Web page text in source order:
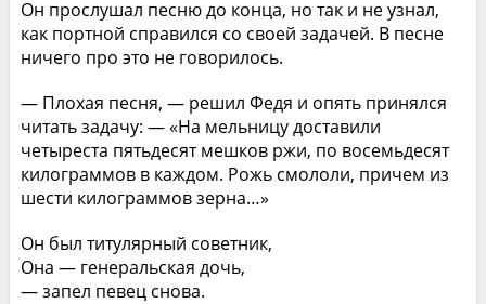
Он прослушал песню до конца, но так и не узнал,
как портной справился со своей задачей. В песне
ничего про это не говорилось.
— Плохая песня, — решил Федя и опять принялся
читать задачу: — «На мельницу доставили
четыреста пятьдесят мешков ржи, по восемьдесят
килограммов в каждом. Рожь смололи, причем из
шести килограммов зерна…»
Он был титулярный советник,
Она — генеральская дочь,
— запел певец снова.